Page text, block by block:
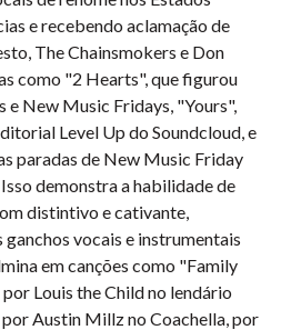
e recebendo aclamação de
The Chainsmokers e Don
como "2 Hearts", que figurou
e New Music Fridays, "Yours",
Level Up do Soundcloud, e
paradas de New Music Friday
demonstra a habilidade de
distintivo e cativante,
vocais e instrumentais
em canções como "Family
Louis the Child no lendário
Austin Millz no Coachella, por